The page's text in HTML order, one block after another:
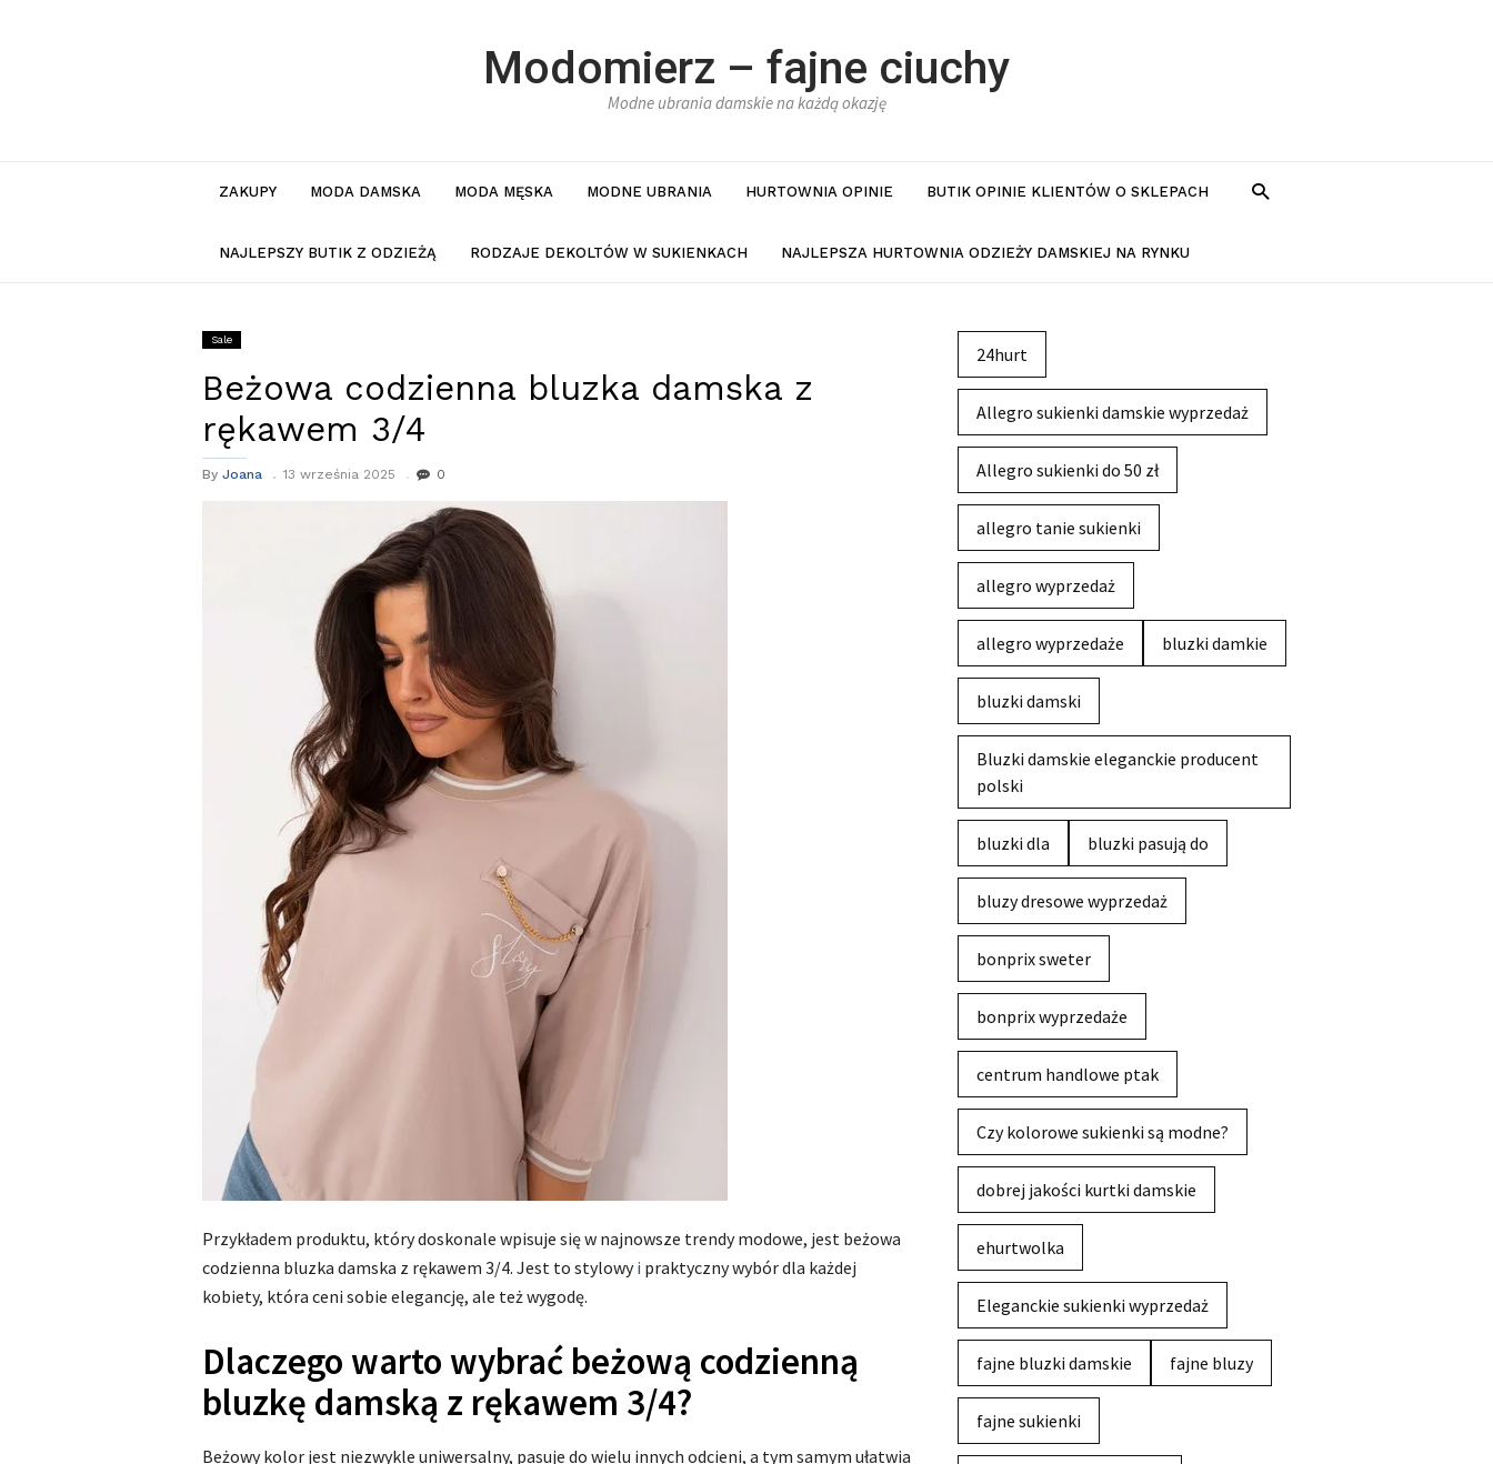
Modomierz – fajne ciuchy
Modne ubrania damskie na każdą okazję
ZAKUPY MODA DAMSKA MODA MĘSKA MODNE UBRANIA HURTOWNIA OPINIE BUTIK OPINIE KLIENTÓW O SKLEPACH
NAJLEPSZY BUTIK Z ODZIEŻĄ RODZAJE DEKOLTÓW W SUKIENKACH NAJLEPSZA HURTOWNIA ODZIEŻY DAMSKIEJ NA RYNKU
Sale
Beżowa codzienna bluzka damska z
rękawem 3/4
By Joana 13 września 2025 0
Przykładem produktu, który doskonale wpisuje się w najnowsze trendy modowe, jest beżowa
codzienna bluzka damska z rękawem 3/4. Jest to stylowyi praktyczny wybór dla każdej
kobiety, która ceni sobie elegancję, ale też wygodę.
Dlaczego warto wybrać beżową codzienną
bluzkę damską z rękawem 3/4?
Beżowy kolor jest niezwykle uniwersalny, pasuje do wielu innych odcieni, a tym samym ułatwia
24hurt
Allegro sukienki damskie wyprzedaż
Allegro sukienki do 50 zł
allegro tanie sukienki
allegro wyprzedaż
allegro wyprzedaże bluzki damkie
bluzki damski
Bluzki damskie eleganckie producent
polski
bluzki dla bluzki pasują do
bluzy dresowe wyprzedaż
bonprix sweter
bonprix wyprzedaże
centrum handlowe ptak
Czy kolorowe sukienki są modne?
dobrej jakości kurtki damskie
ehurtwolka
Eleganckie sukienki wyprzedaż
fajne bluzki damskie fajne bluzy
fajne sukienki